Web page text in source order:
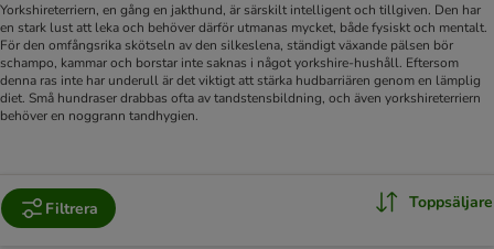
Yorkshireterriern, en gång en jakthund, är särskilt intelligent och tillgiven. Den har
en stark lust att leka och behöver därför utmanas mycket, både fysiskt och mentalt.
För den omfångsrika skötseln av den silkeslena, ständigt växande pälsen bör
schampo, kammar och borstar inte saknas i något yorkshire-hushåll. Eftersom
denna ras inte har underull är det viktigt att stärka hudbarriären genom en lämplig
diet. Små hundraser drabbas ofta av tandstensbildning, och även yorkshireterriern
behöver en noggrann tandhygien.
Filtrera Toppsäljare